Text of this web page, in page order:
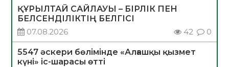
ҚҰРЫЛТАЙ САЙЛАУЫ – БІРЛІК ПЕН
БЕЛСЕНДІЛІКТІҢ БЕЛГІСІ
07.08.2026
42 0
5547 әскери бөлімінде «Алғашқы қызмет
күні» іс-шарасы өтті